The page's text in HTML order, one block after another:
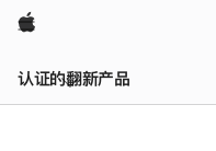
Apple
认证的翻新产品